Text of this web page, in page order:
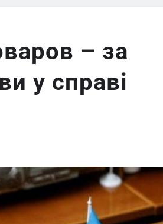
– за
у справі